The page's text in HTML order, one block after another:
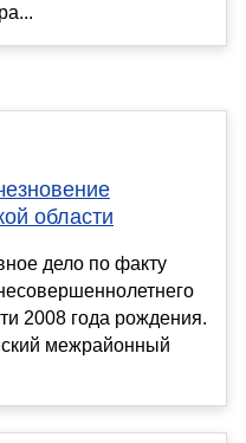
области
дело по факту
2008 года рождения.
межрайонный